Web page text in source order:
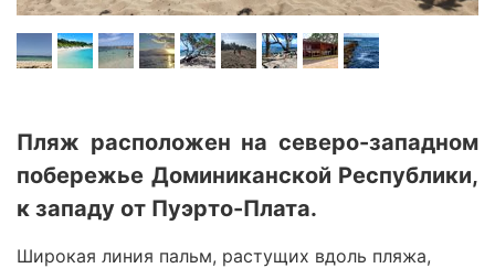
Пляж расположен на северо-западном
побережье Доминиканской Республики,
к западу от Пуэрто-Плата.
Широкая линия пальм, растущих вдоль пляжа,